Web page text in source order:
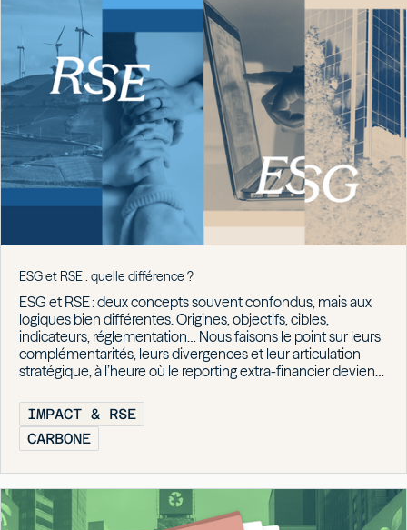
ESG et RSE : quelle différence ?
ESG et RSE : deux concepts souvent confondus, mais aux
logiques bien différentes. Origines, objectifs, cibles,
indicateurs, réglementation… Nous faisons le point sur leurs
complémentarités, leurs divergences et leur articulation
stratégique, à l’heure où le reporting extra-financier devient
IMPACT & RSE
CARBONE